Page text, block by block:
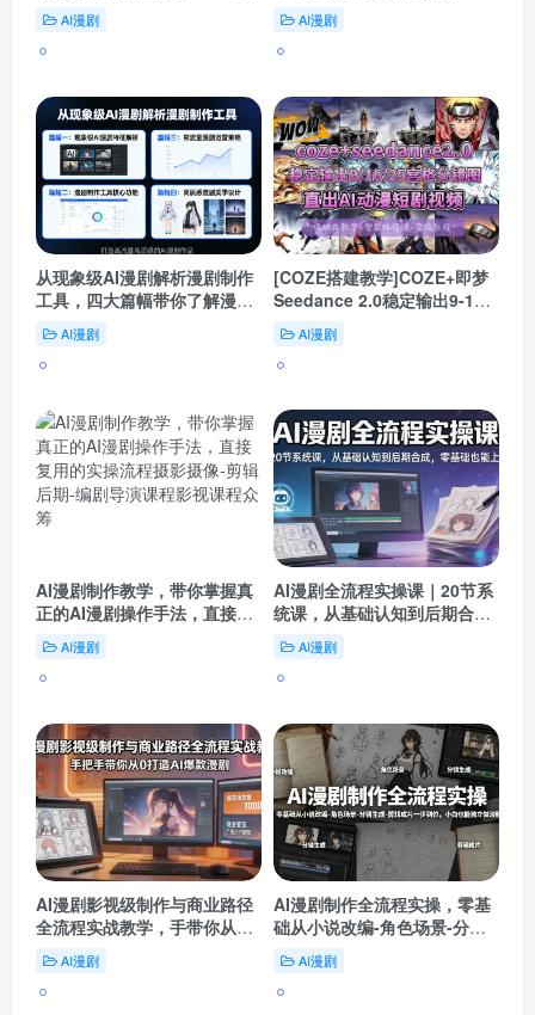
AI漫剧 AI漫剧
从现象级AI漫剧解析漫剧制作
工具，四大篇幅带你了解漫
剧作品
AI漫剧
[COZE搭建教学]COZE+即梦
Seedance 2.0稳定输出9-16-
AI漫剧
AI漫剧制作教学，带你掌握真
正的AI漫剧操作手法，直接复
用的实操流程
AI漫剧
AI漫剧全流程实操课｜20节系
统课，从基础认知到后期合
成，零基础也能上手
AI漫剧
AI漫剧影视级制作与商业路径
全流程实战教学，手带你从0
AI漫剧
AI漫剧制作全流程实操，零基
础从小说改编-角色场景-分镜
也能独立做漫剧
AI漫剧